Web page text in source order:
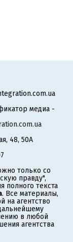
медиа -
48, 50А
только со
правду",
полного текста
. Все материалы,
на агентство
в любой
агентства